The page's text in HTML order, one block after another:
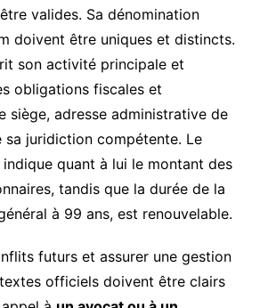
valides. Sa dénomination
doivent être uniques et distincts.
son activité principale et
obligations fiscales et
siège, adresse administrative de
sa juridiction compétente. Le
quant à lui le montant des
tandis que la durée de la
à 99 ans, est renouvelable.
futurs et assurer une gestion
officiels doivent être clairs